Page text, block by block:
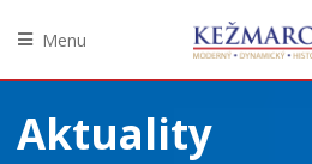
obsah
Menu
Aktuality